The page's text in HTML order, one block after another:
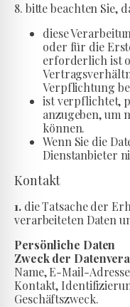
8. bitte beachten Sie,
diese
oder für die
erforderlich ist
Verpflichtung
ist verpflichtet,
anzugeben, um
können.
Wenn Sie die
Dienstanbieter
Kontakt
1.die Tatsache der
verarbeiteten Daten
Persönliche Daten
Zweck der
Name, E-Mail-
Kontakt,
Geschäftszweck.